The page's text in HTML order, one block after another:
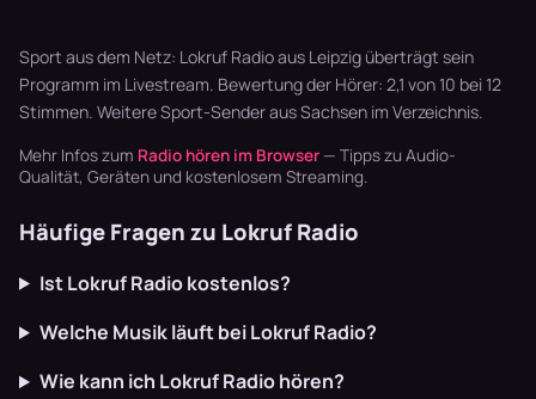
bauen sich
Melodien a…
hohe …
Sessions und
ve…
Sport aus dem Netz: Lokruf Radio aus Leipzig überträgt sein
Programm im Livestream. Bewertung der Hörer: 2,1 von 10 bei 12
Stimmen. WeitereSport-Sender aus Sachsen im Verzeichnis.
Mehr Infos zum Radio hören im Browser — Tipps zu Audio-
Qualität, Geräten und kostenlosem Streaming.
Häufige Fragen zu Lokruf Radio
Ist Lokruf Radio kostenlos?
Welche Musik läuft bei Lokruf Radio?
Wie kann ich Lokruf Radio hören?